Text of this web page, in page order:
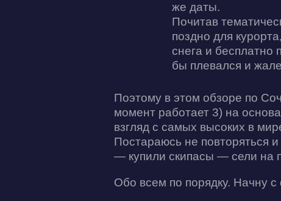
же даты.
Почитав
поздно для
снега и бесплатно
бы плевался и
Поэтому в этом обзоре по
момент работает 3) на
взгляд с самых высоких в
Постараюсь не повторяться
— купили скипасы — сели на
Обо всем по порядку. Начну